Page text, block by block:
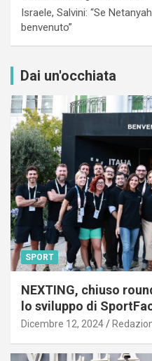
Israele, Salvini: “Se
benvenuto”
Dai un'occhiata
SPORT
NEXTING, chiuso
lo sviluppo di
Dicembre 12, 2024